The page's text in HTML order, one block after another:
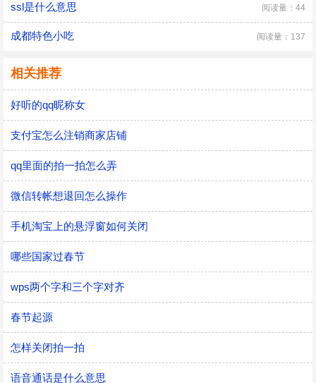
ssl是什么意思 阅读量：44
成都特色小吃 阅读量：137
相关推荐
好听的qq昵称女
支付宝怎么注销商家店铺
qq里面的拍一拍怎么弄
微信转帐想退回怎么操作
手机淘宝上的悬浮窗如何关闭
哪些国家过春节
wps两个字和三个字对齐
春节起源
怎样关闭拍一拍
语音通话是什么意思